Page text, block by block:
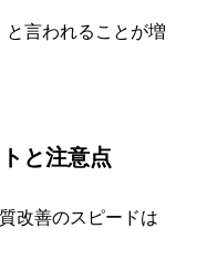
言われることが増
と注意点
改善のスピードは